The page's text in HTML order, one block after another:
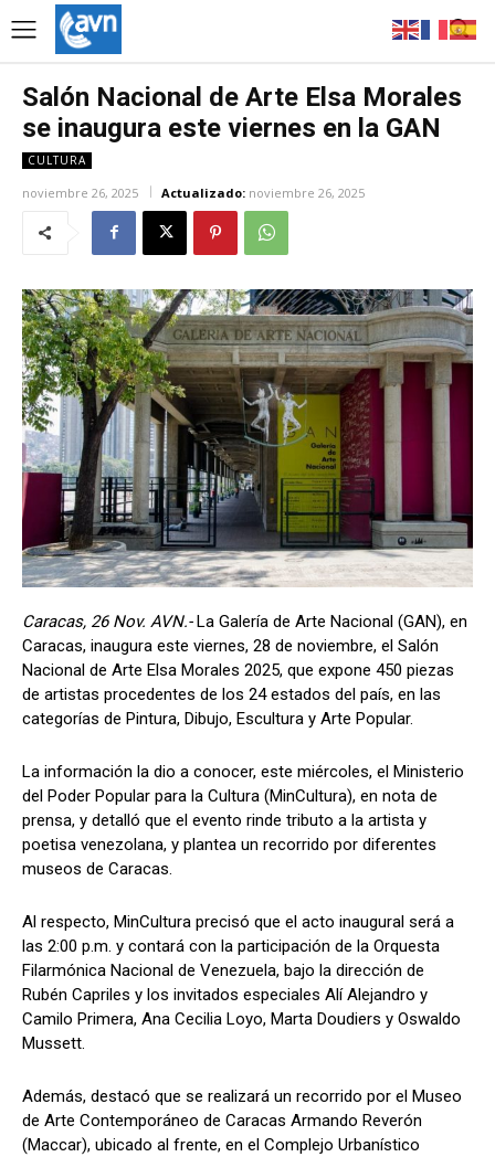
Salón Nacional de Arte Elsa Morales
se inaugura este viernes en la GAN
CULTURA
noviembre 26, 2025 Actualizado: noviembre 26, 2025
Caracas, 26 Nov. AVN.-La Galería de Arte Nacional (GAN), en
Caracas, inaugura este viernes, 28 de noviembre, el Salón
Nacional de Arte Elsa Morales 2025, que expone 450 piezas
de artistas procedentes de los 24 estados del país, en las
categorías de Pintura, Dibujo, Escultura y Arte Popular.
La información la dio a conocer, este miércoles, el Ministerio
del Poder Popular para la Cultura (MinCultura), en nota de
prensa, y detalló que el evento rinde tributo a la artista y
poetisa venezolana, y plantea un recorrido por diferentes
museos de Caracas.
Al respecto, MinCultura precisó que el acto inaugural será a
las 2:00 p.m. y contará con la participación de la Orquesta
Filarmónica Nacional de Venezuela, bajo la dirección de
Rubén Capriles y los invitados especiales Alí Alejandro y
Camilo Primera, Ana Cecilia Loyo, Marta Doudiers y Oswaldo
Mussett.
Además, destacó que se realizará un recorrido por el Museo
de Arte Contemporáneo de Caracas Armando Reverón
(Maccar), ubicado al frente, en el Complejo Urbanístico